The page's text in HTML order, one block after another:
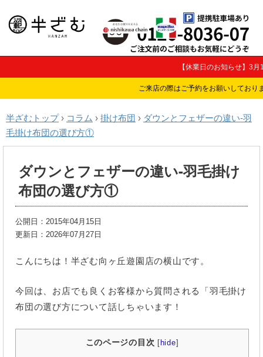
【休業日のお知らせ】3
ご来店の際はご予約をお願いしており
半ざむトップ › コラム › 掛け布団 › ダウンとフェザーの違い-羽
毛掛け布団の選び方①
ダウンとフェザーの違い-羽毛掛け
布団の選び方①
公開日： 2015年04月15日
更新日：2026年07月27日
こんにちは！半ざむ向ヶ丘遊園店の横山です。
今回は、お店でも良くお客様から質問される「羽毛掛け
布団の選び方について話しちゃいます！
このページの目次 [ hide]